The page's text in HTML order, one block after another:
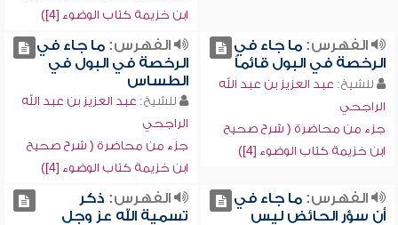
ابن خزيمة كتاب الوضوء [4])
الفهرس:ما جاء في
الرخصة في البول قائماً
للشيخ: عبد العزيز بن عبد الله
الراجحي
جزء من محاضرة ( شرح صحيح
ابن خزيمة كتاب الوضوء [4])
الفهرس:ما جاء في
الرخصة في البول في
الطساس
للشيخ: عبد العزيز بن عبد الله
الراجحي
جزء من محاضرة ( شرح صحيح
ابن خزيمة كتاب الوضوء [4])
الفهرس:ما جاء في
أن سؤر الحائض ليس
الفهرس: ذكر
تسمية الله عز وجل